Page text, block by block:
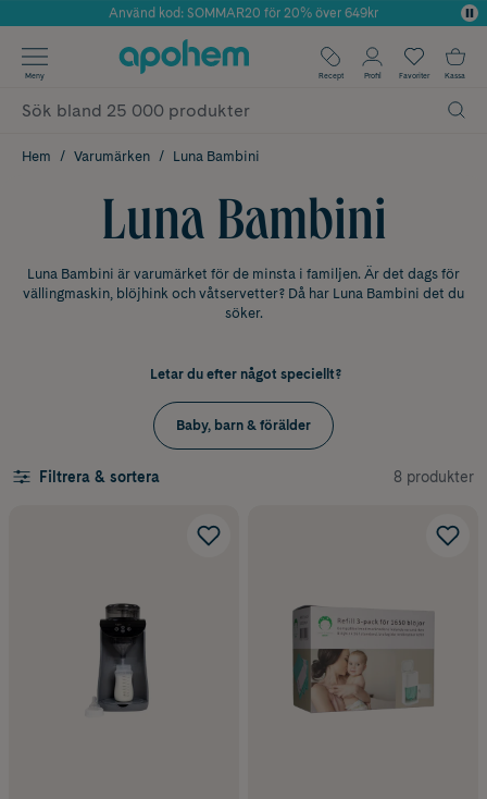
Använd kod: SOMMAR20 för 20% över 649kr
✓ Fri frakt
✓ Poäng på alla köp*
Meny Recept Profil Favoriter Kassa
Hem Varumärken Luna Bambini
Luna Bambini
Luna Bambini är varumärket för de minsta i familjen. Är det dags för
vällingmaskin, blöjhink och våtservetter? Då har Luna Bambini det du
söker.
Letar du efter något speciellt?
Baby, barn & förälder
Filtrera & sortera 8 produkter